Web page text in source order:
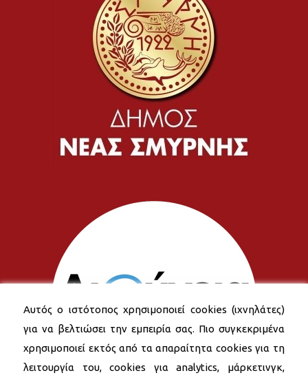
Αυτός ο ιστότοπος χρησιμοποιεί cookies (ιχνηλάτες)
για να βελτιώσει την εμπειρία σας. Πιο συγκεκριμένα
χρησιμοποιεί εκτός από τα απαραίτητα cookies για τη
λειτουργία του, cookies για analytics, μάρκετινγκ,